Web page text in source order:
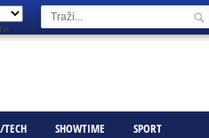
TECH SHOWTIME SPORT